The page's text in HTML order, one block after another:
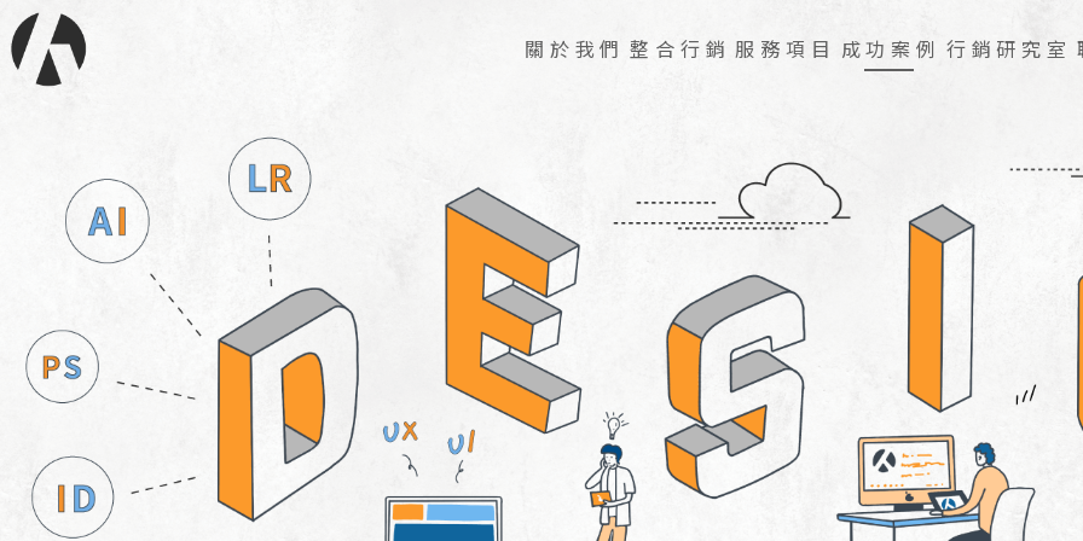
關於我們 整合行銷 服務項目 成功案例 行銷研究室